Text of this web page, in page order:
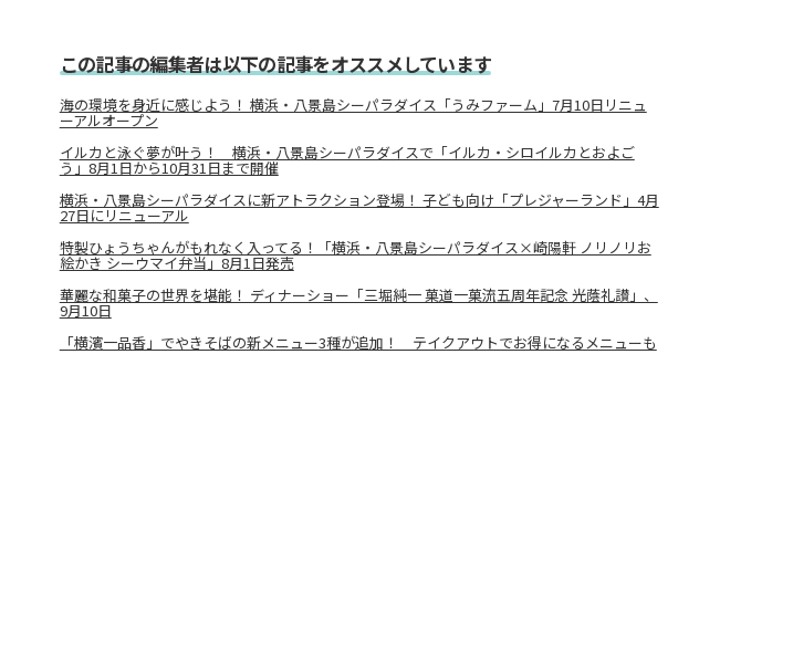
この記事の編集者は以下の記事をオススメしています
海の環境を身近に感じよう！ 横浜・八景島シーパラダイス「うみファーム」7月10日リニュ
ーアルオープン
イルカと泳ぐ夢が叶う！ 横浜・八景島シーパラダイスで「イルカ・シロイルカとおよご
う」8月1日から10月31日まで開催
横浜・八景島シーパラダイスに新アトラクション登場！ 子ども向け「プレジャーランド」4月
27日にリニューアル
特製ひょうちゃんがもれなく入ってる！「横浜・八景島シーパラダイス×崎陽軒 ノリノリお
絵かき シーウマイ弁当」8月1日発売
華麗な和菓子の世界を堪能！ ディナーショー「三堀純一 菓道一菓流五周年記念 光蔭礼讃」、
9月10日
「横濱一品香」でやきそばの新メニュー3種が追加！ テイクアウトでお得になるメニューも